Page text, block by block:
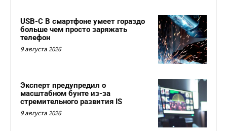
USB-C В смартфоне умеет гораздо
больше чем просто заряжать
телефон
9 августа 2026
Эксперт предупредил о
масштабном бунте из-за
стремительного развития IS
9 августа 2026